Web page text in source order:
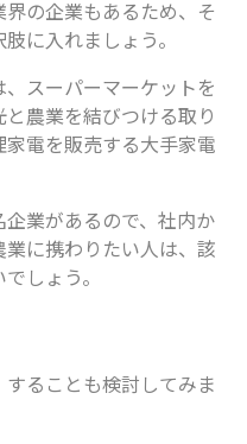
の企業もあるため、そ
に入れましょう。
スーパーマーケットを
農業を結びつける取り
電を販売する大手家電
業があるので、社内か
に携わりたい人は、該
しょう。
ることも検討してみま